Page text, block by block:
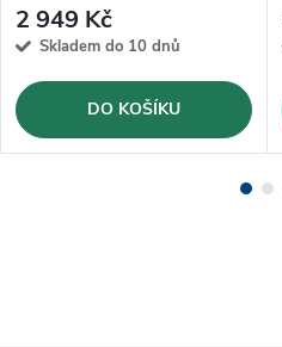
2 949 Kč
Skladem do 10 dnů
DO KOŠÍKU